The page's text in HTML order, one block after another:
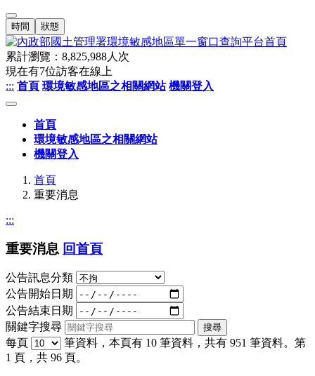
時間 狀態
累計瀏覽： 8,825,988人次
現在有7位訪客在線上
::: 首頁 環境敏感地區之相關網站 機關登入
首頁
環境敏感地區之相關網站
機關登入
首頁
重要消息
:::
重要消息 回首頁
公告訊息分類
公告開始日期
公告結束日期
關鍵字搜尋
每頁
筆資料，本頁有 10 筆資料，共有 951 筆資料。第
1 頁，共 96 頁。